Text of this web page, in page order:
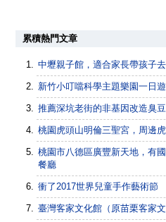
累積熱門文章
中壢親子館，適合家長帶孩子
新竹小叮噹科學主題樂園一日遊
推薦深坑老街的非基因改造臭
桃園虎頭山明倫三聖宮，周邊
桃園市八德區廣豐新天地，有
餐廳
衝了2017世界兒童手作藝術節
臺灣客家文化館（原苗栗客家